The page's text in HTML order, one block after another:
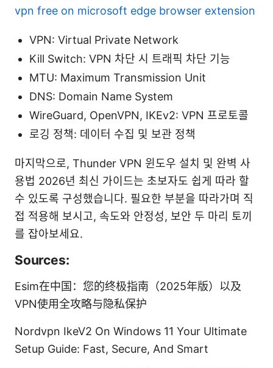
vpn free on microsoft edge browser extension
VPN: Virtual Private Network
Kill Switch: VPN 차단 시 트래픽 차단 기능
MTU: Maximum Transmission Unit
DNS: Domain Name System
WireGuard, OpenVPN, IKEv2: VPN 프로토콜
로깅 정책: 데이터 수집 및 보관 정책
마지막으로, Thunder VPN 윈도우 설치 및 완벽 사
용법 2026년 최신 가이드는 초보자도 쉽게 따라 할
수 있도록 구성했습니다. 필요한 부분을 따라가며 직
접 적용해 보시고, 속도와 안정성, 보안 두 마리 토끼
를 잡아보세요.
Sources:
Esim在中国：您的终极指南（2025年版）以及
VPN使用全攻略与隐私保护
Nordvpn IkeV2 On Windows 11 Your Ultimate
Setup Guide: Fast, Secure, And Smart